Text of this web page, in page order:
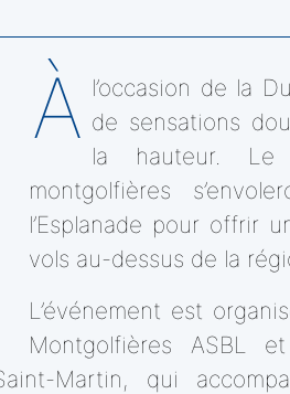
À l’occasion de la
de sensations
la hauteur.
montgolfières
l’Esplanade pour offrir
vols au-dessus de la
L’événement est
Montgolfières ASBL
Martin, qui